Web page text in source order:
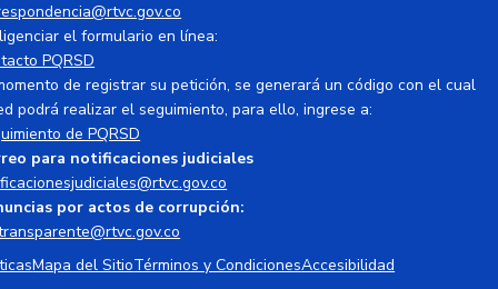
el formulario en línea:
PQRSD
de registrar su petición, se generará un código con el cual
podrá realizar el seguimiento, para ello, ingrese a:
de PQRSD
para notificaciones judiciales
por actos de corrupción:
Mapa del SitioTérminos y CondicionesAccesibilidad